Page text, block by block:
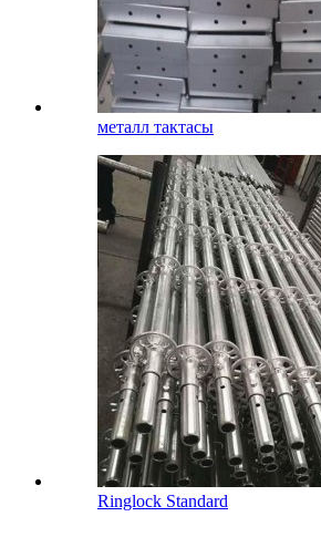
металл тактасы
Ringlock Standard